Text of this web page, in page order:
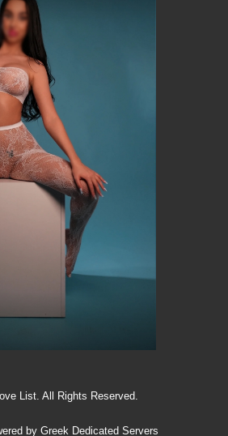
List. All Rights Reserved.
by Greek Dedicated Servers